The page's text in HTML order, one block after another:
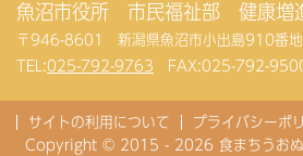
魚沼市役所 市民福祉部 健康増
〒946-8601 新潟県魚沼市小出島910番地
TEL:025-792-9763 FAX:025-792-
サイトの利用について
プライバシーポ
Copyright © 2015 - 2026 食まちうお